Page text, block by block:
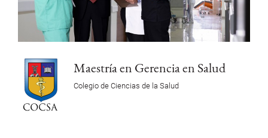
Maestría en Gerencia en Salud
Colegio de Ciencias de la Salud